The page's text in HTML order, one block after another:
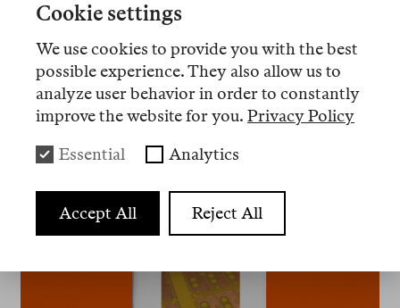
–, ist sie nicht einmal besonders überraschend. Da
israelischen Streitkräften gedient und Familie und
Freunde in diesem Land habe, sind mein Entsetzen
und meine Bestürzung auf schmerzhafte Weise
persönlich.
Cookie settings
We use cookies to provide you with the best
possible experience. They also allow us to
analyze user behavior in order to constantly
improve the website for you. Privacy Policy
Essential Analytics
Accept All Reject All